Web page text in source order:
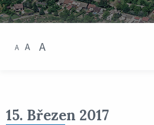
A A A
15. Březen 2017